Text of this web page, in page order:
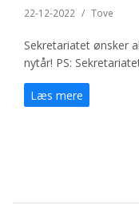
22-12-2022 / Tove
Sekretariatet ønsker
nytår! PS:
Læs mere